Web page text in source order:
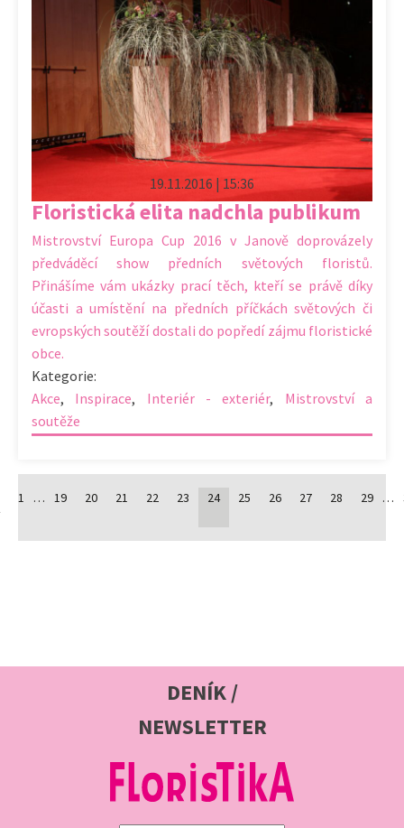
19.11.2016 | 15:36
Floristická elita nadchla publikum
Mistrovství Europa Cup 2016 v Janově doprovázely
předváděcí show předních světových floristů.
Přinášíme vám ukázky prací těch, kteří se právě díky
účasti a umístění na předních příčkách světových či
evropských soutěží dostali do popředí zájmu floristické
obce.
Kategorie:
Akce, Inspirace, Interiér - exteriér, Mistrovství a
soutěže
1 … 19 20 21 22 23 24 25 26 27 28 29 …
DENÍK /
NEWSLETTER